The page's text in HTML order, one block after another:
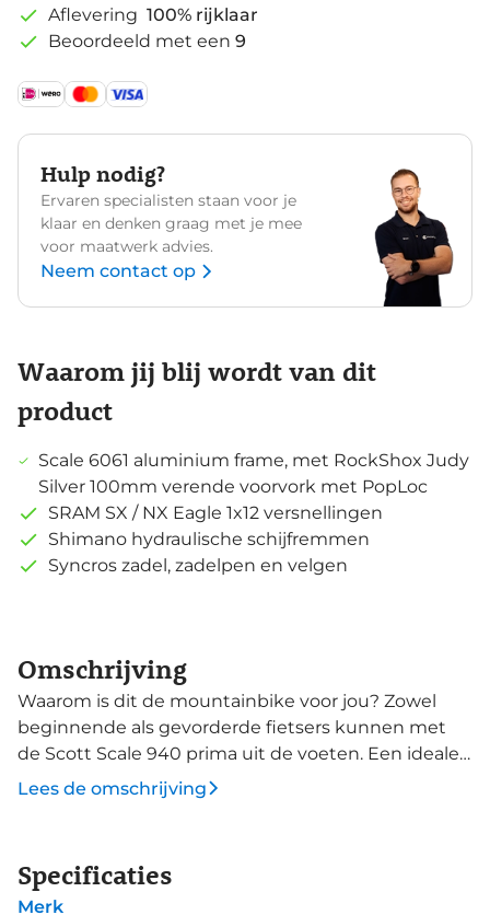
Aflevering 100% rijklaar
Beoordeeld met een 9
Hulp nodig?
Ervaren specialisten staan voor je
klaar en denken graag met je mee
voor maatwerk advies.
Neem contact op
Waarom jij blij wordt van dit
product
Scale 6061 aluminium frame, met RockShox Judy
Silver 100mm verende voorvork met PopLoc
SRAM SX / NX Eagle 1x12 versnellingen
Shimano hydraulische schijfremmen
Syncros zadel, zadelpen en velgen
Omschrijving
Waarom is dit de mountainbike voor jou? Zowel
beginnende als gevorderde fietsers kunnen met
de Scott Scale 940 prima uit de voeten. Een ideale
mountainbike voor de vaderlandse singeltracks,
maar ook potentieel om wat technischer of
ontwikkelde Contessa-lijn. Fietsen die opvallen
Lees de omschrijving
Specificaties
Merk